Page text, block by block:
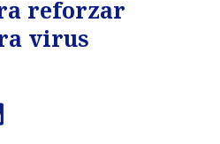
reforzar
virus